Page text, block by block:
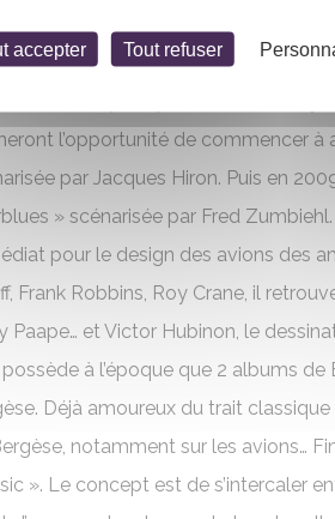
Franco- belges avec une
le sport prend le dessus pendant une
qu’il reprend ensuite
l’opportunité de commencer
par Jacques Hiron. Puis en
» scénarisée par Fred
pour le design des avions des
Frank Robbins, Roy Crane, il
Paape… et Victor Hubinon, le
possède à l’époque que 2 albums
Déjà amoureux du trait
notamment sur les avions…
». Le concept est de s’intercaler
accepter Tout refuser